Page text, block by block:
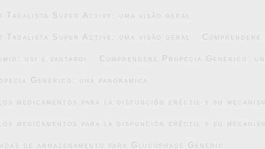
Tadalista Super Active: uma visão geral
Tadalista Super Active: uma visão geral
usi e vantaggi Comprendere Propecia Generico:
Generico: una panoramica
medicamentos para la disfunción eréctil y su
medicamentos para la disfunción eréctil y su
de armazenamento para Glucophage Generic